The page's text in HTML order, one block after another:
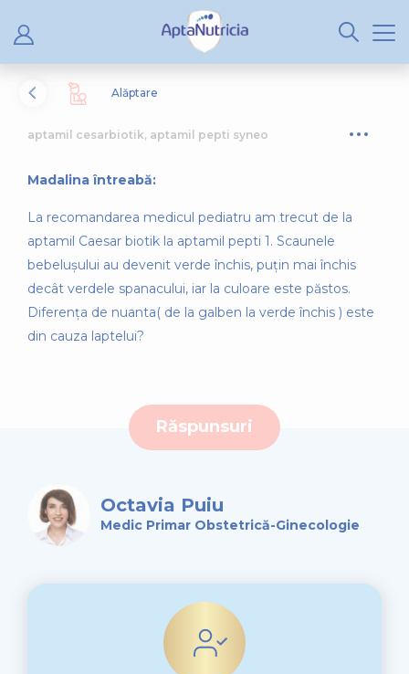
Alăptare
aptamil cesarbiotik, aptamil pepti syneo
Madalina întreabă:
La recomandarea medicul pediatru am trecut de la
aptamil Caesar biotik la aptamil pepti 1. Scaunele
bebelușului au devenit verde închis, puțin mai închis
decât verdele spanacului, iar la culoare este păstos.
Diferența de nuanta( de la galben la verde închis ) este
din cauza laptelui?
Răspunsuri
Octavia Puiu
Medic Primar Obstetrică-Ginecologie